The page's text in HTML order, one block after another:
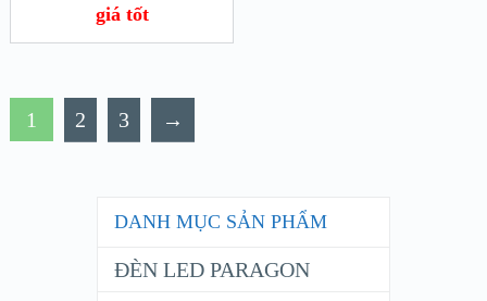
giá tốt
1 2 3 →
DANH MỤC SẢN PHẨM
ĐÈN LED PARAGON